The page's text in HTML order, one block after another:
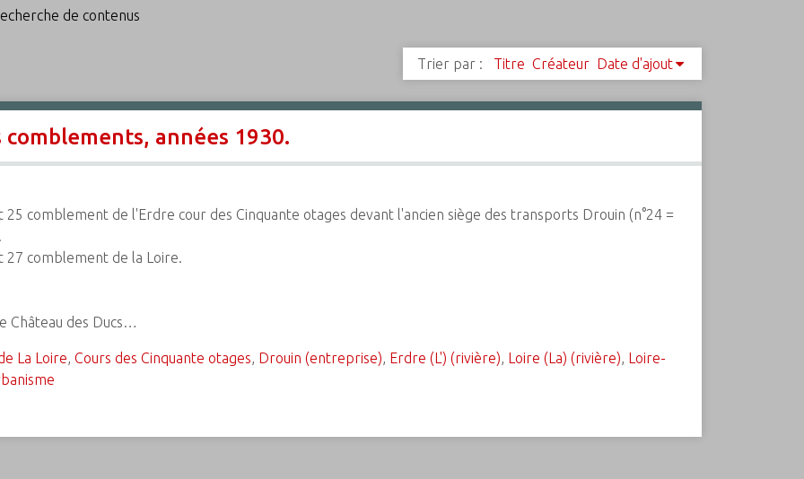
de contenus
Trier par : Titre Créateur Date d'ajout
années 1930.
25 comblement de l'Erdre cour des Cinquante otages devant l'ancien siège des transports Drouin (n°24 =
27 comblement de la Loire.
Château des Ducs…
La Loire, Cours des Cinquante otages, Drouin (entreprise), Erdre (L') (rivière), Loire (La) (rivière), Loire-